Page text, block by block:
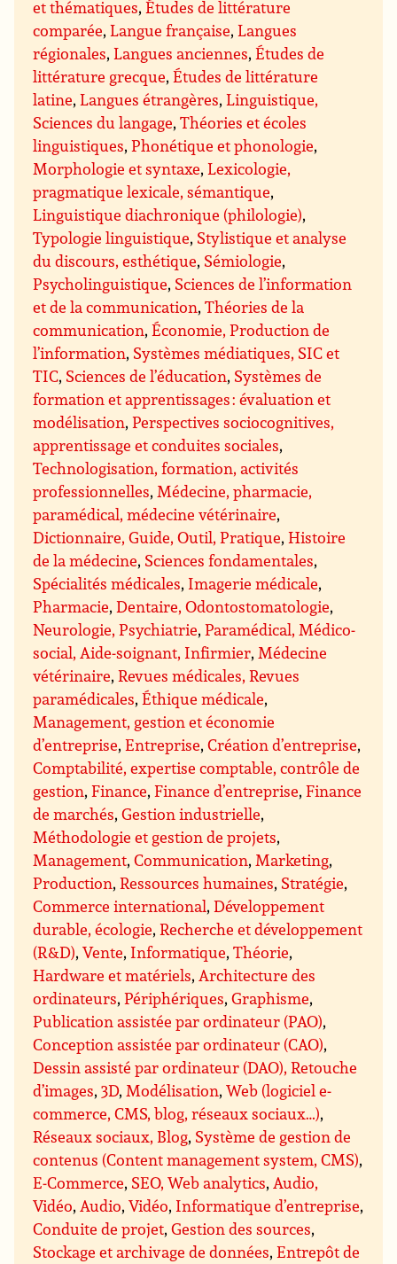
et thématiques,Études de littérature
comparée,Langue française,Langues
régionales,Langues anciennes,Études de
littérature grecque,Études de littérature
latine,Langues étrangères,Linguistique,
Sciences du langage,Théories et écoles
linguistiques,Phonétique et phonologie,
Morphologie et syntaxe,Lexicologie,
pragmatique lexicale, sémantique,
Linguistique diachronique (philologie),
Typologie linguistique, Stylistique et analyse
du discours, esthétique, Sémiologie,
Psycholinguistique, Sciences de l’information
et de la communication,Théories de la
communication,Économie, Production de
l’information, Systèmes médiatiques, SIC et
TIC, Sciences de l’éducation, Systèmes de
formation et apprentissages : évaluation et
modélisation,Perspectives sociocognitives,
apprentissage et conduites sociales,
Technologisation, formation, activités
professionnelles, Médecine, pharmacie,
paramédical, médecine vétérinaire,
Dictionnaire, Guide, Outil, Pratique,Histoire
de la médecine, Sciences fondamentales,
Spécialités médicales, Imagerie médicale,
Pharmacie,Dentaire, Odontostomatologie,
Neurologie, Psychiatrie,Paramédical, Médico-
social, Aide-soignant, Infirmier, Médecine
vétérinaire,Revues médicales, Revues
paramédicales,Éthique médicale,
Management, gestion et économie
d’entreprise,Entreprise,Création d’entreprise,
Comptabilité, expertise comptable, contrôle de
gestion,Finance,Finance d’entreprise,Finance
de marchés,Gestion industrielle,
Méthodologie et gestion de projets,
Management,Communication, Marketing,
Production,Ressources humaines, Stratégie,
Commerce international,Développement
durable, écologie,Recherche et développement
(R&D),Vente, Informatique,Théorie,
Hardware et matériels, Architecture des
ordinateurs,Périphériques,Graphisme,
Publication assistée par ordinateur (PAO),
Conception assistée par ordinateur (CAO),
Dessin assisté par ordinateur (DAO), Retouche
d’images,3D, Modélisation,Web (logiciel e-
commerce, CMS, blog, réseaux sociaux…),
Réseaux sociaux, Blog, Système de gestion de
contenus (Content management system, CMS),
E-Commerce, SEO, Web analytics, Audio,
Vidéo, Audio,Vidéo, Informatique d’entreprise,
Conduite de projet,Gestion des sources,
Stockage et archivage de données,Entrepôt de